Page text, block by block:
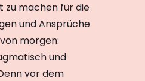
zu machen für die
und Ansprüche
morgen:
und
vor dem